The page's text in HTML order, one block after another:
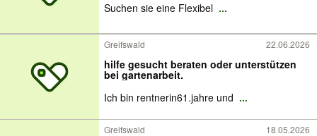
Suchen sie eine Flexibel ...
Greifswald 22.06.2026
hilfe gesucht beraten oder unterstützen
bei gartenarbeit.
Ich bin rentnerin61.jahre und ...
Greifswald 18.05.2026